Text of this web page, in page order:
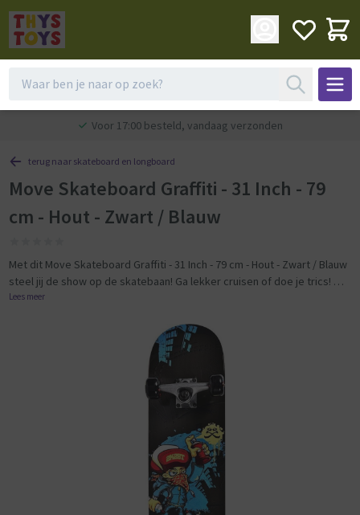
Voor 17:00 besteld, vandaag verzonden
terug naar skateboard en longboard
Move Skateboard Graffiti - 31 Inch - 79
cm - Hout - Zwart / Blauw
Met dit Move Skateboard Graffiti - 31 Inch - 79 cm - Hout - Zwart / Blauw
steel jij de show op de skatebaan! Ga lekker cruisen of doe je trics!
Maximaal gebruikersgewicht: 100kg
Materiaal: hout - aluminium - PU
Lees meer